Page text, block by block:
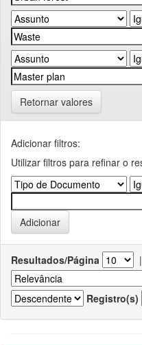
Retornar valores
Adicionar filtros:
Utilizar filtros para refinar o
Resultados/Página |
Registro(s)